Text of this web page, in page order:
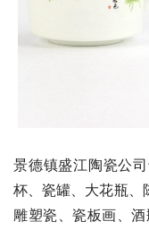
景德镇盛江陶瓷公
杯、瓷罐、大花瓶、
雕塑瓷、瓷板画、